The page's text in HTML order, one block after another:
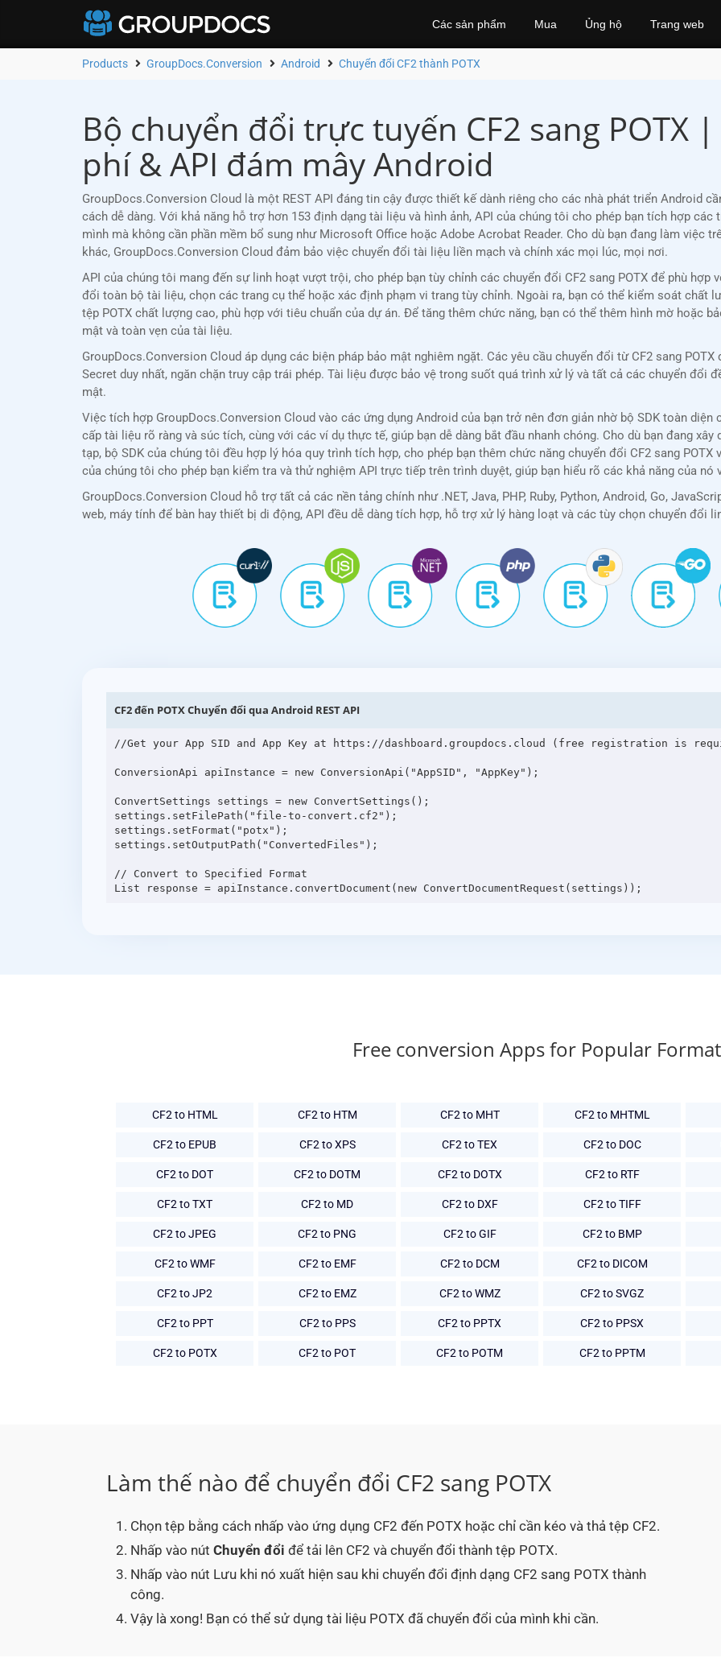
Các sản phẩm Mua Ủng hộ Trang web
Products GroupDocs.Conversion Android Chuyển đổi CF2 thành POTX
Bộ chuyển đổi trực tuyến CF2 sang POTX
phí & API đám mây Android
GroupDocs.Conversion Cloud là một REST API đáng tin cậy được thiết kế dành riêng cho các nhà phát triển Android
cách dễ dàng. Với khả năng hỗ trợ hơn 153 định dạng tài liệu và hình ảnh, API của chúng tôi cho phép bạn tích hợp
mình mà không cần phần mềm bổ sung như Microsoft Office hoặc Adobe Acrobat Reader. Cho dù bạn đang làm việc
khác, GroupDocs.Conversion Cloud đảm bảo việc chuyển đổi tài liệu liền mạch và chính xác mọi lúc, mọi nơi.
API của chúng tôi mang đến sự linh hoạt vượt trội, cho phép bạn tùy chỉnh các chuyển đổi CF2 sang POTX để phù hợp
đổi toàn bộ tài liệu, chọn các trang cụ thể hoặc xác định phạm vi trang tùy chỉnh. Ngoài ra, bạn có thể kiểm soát chất
tệp POTX chất lượng cao, phù hợp với tiêu chuẩn của dự án. Để tăng thêm chức năng, bạn có thể thêm hình mờ hoặc
mật và toàn vẹn của tài liệu.
GroupDocs.Conversion Cloud áp dụng các biện pháp bảo mật nghiêm ngặt. Các yêu cầu chuyển đổi từ CF2 sang
Secret duy nhất, ngăn chặn truy cập trái phép. Tài liệu được bảo vệ trong suốt quá trình xử lý và tất cả các chuyển đổi
mật.
Việc tích hợp GroupDocs.Conversion Cloud vào các ứng dụng Android của bạn trở nên đơn giản nhờ bộ SDK toàn
cấp tài liệu rõ ràng và súc tích, cùng với các ví dụ thực tế, giúp bạn dễ dàng bắt đầu nhanh chóng. Cho dù bạn đang
tạp, bộ SDK của chúng tôi đều hợp lý hóa quy trình tích hợp, cho phép bạn thêm chức năng chuyển đổi CF2 sang
của chúng tôi cho phép bạn kiểm tra và thử nghiệm API trực tiếp trên trình duyệt, giúp bạn hiểu rõ các khả năng của
GroupDocs.Conversion Cloud hỗ trợ tất cả các nền tảng chính như .NET, Java, PHP, Ruby, Python, Android, Go,
web, máy tính để bàn hay thiết bị di động, API đều dễ dàng tích hợp, hỗ trợ xử lý hàng loạt và các tùy chọn chuyển đổi
CF2 đến POTX Chuyển đổi qua Android REST API
//Get your App SID and App Key at https://dashboard.groupdocs.cloud (free registration is
ConversionApi apiInstance = new ConversionApi("AppSID", "AppKey");
ConvertSettings settings = new ConvertSettings();
settings.setFilePath("file-to-convert.cf2");
settings.setFormat("potx");
settings.setOutputPath("ConvertedFiles");
// Convert to Specified Format
Free conversion Apps for Popular
CF2 to HTML CF2 to HTM CF2 to MHT CF2 to MHTML
CF2 to EPUB CF2 to XPS CF2 to TEX CF2 to DOC
CF2 to DOT CF2 to DOTM CF2 to DOTX CF2 to RTF
CF2 to TXT CF2 to MD CF2 to DXF CF2 to TIFF
CF2 to JPEG CF2 to PNG CF2 to GIF CF2 to BMP
CF2 to WMF CF2 to EMF CF2 to DCM CF2 to DICOM
CF2 to JP2 CF2 to EMZ CF2 to WMZ CF2 to SVGZ
CF2 to PPT CF2 to PPS CF2 to PPTX CF2 to PPSX
CF2 to POTX CF2 to POT CF2 to POTM CF2 to PPTM
Làm thế nào để chuyển đổi CF2 sang POTX
Chọn tệp bằng cách nhấp vào ứng dụng CF2 đến POTX hoặc chỉ cần kéo và thả tệp CF2.
Nhấp vào nút Chuyển đổi để tải lên CF2 và chuyển đổi thành tệp POTX.
Nhấp vào nút Lưu khi nó xuất hiện sau khi chuyển đổi định dạng CF2 sang POTX thành
công.
Vậy là xong! Bạn có thể sử dụng tài liệu POTX đã chuyển đổi của mình khi cần.